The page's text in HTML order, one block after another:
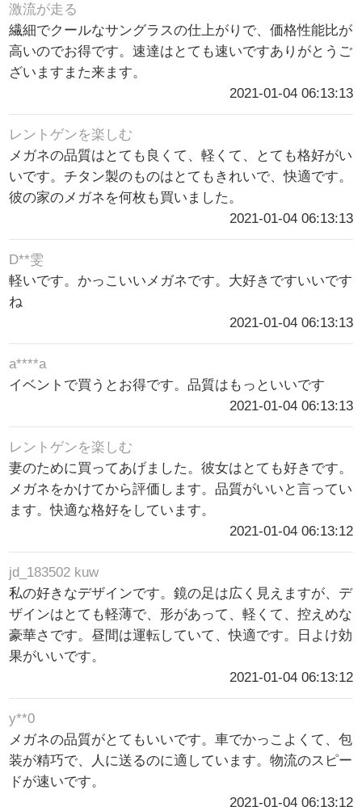
激流が走る
繊細でクールなサングラスの仕上がりで、価格性能比が
高いのでお得です。速達はとても速いですありがとうご
ざいますまた来ます。
2021-01-04 06:13:13
レントゲンを楽しむ
メガネの品質はとても良くて、軽くて、とても格好がい
いです。チタン製のものはとてもきれいで、快適です。
彼の家のメガネを何枚も買いました。
2021-01-04 06:13:13
D**雯
軽いです。かっこいいメガネです。大好きですいいです
ね
2021-01-04 06:13:13
a****a
イベントで買うとお得です。品質はもっといいです
2021-01-04 06:13:13
レントゲンを楽しむ
妻のために買ってあげました。彼女はとても好きです。
メガネをかけてから評価します。品質がいいと言ってい
ます。快適な格好をしています。
2021-01-04 06:13:12
jd_183502 kuw
私の好きなデザインです。鏡の足は広く見えますが、デ
ザインはとても軽薄で、形があって、軽くて、控えめな
豪華さです。昼間は運転していて、快適です。日よけ効
果がいいです。
2021-01-04 06:13:12
y**0
メガネの品質がとてもいいです。車でかっこよくて、包
装が精巧で、人に送るのに適しています。物流のスピー
ドが速いです。
2021-01-04 06:13:12